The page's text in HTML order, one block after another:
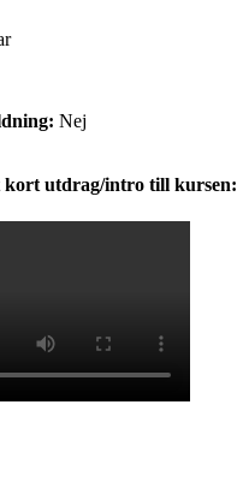
Nej
kort utdrag/intro till kursen: